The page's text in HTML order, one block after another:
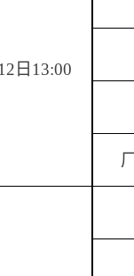
日 13:00